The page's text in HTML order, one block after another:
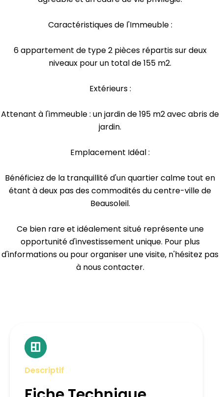
Caractéristiques de l'Immeuble :
6 appartement de type 2 pièces répartis sur deux
niveaux pour un total de 155 m2.
Extérieurs :
Attenant à l'immeuble : un jardin de 195 m2 avec abris de
jardin.
Emplacement Idéal :
Bénéficiez de la tranquillité d'un quartier calme tout en
étant à deux pas des commodités du centre-ville de
Beausoleil.
Ce bien rare et idéalement situé représente une
opportunité d'investissement unique. Pour plus
d'informations ou pour organiser une visite, n'hésitez pas
à nous contacter.
Descriptif